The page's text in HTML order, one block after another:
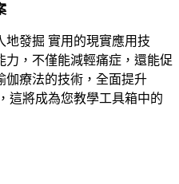
地發掘 實用的現實應用技
，不僅能減輕痛症，還能促
伽療法的技術，全面提升
這將成為您教學工具箱中的